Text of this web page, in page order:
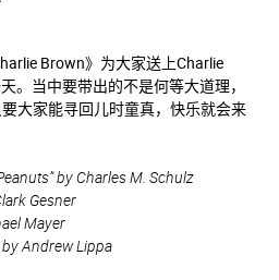
Brown》为大家送上Charlie
。当中要带出的不是何等大道理，
大家能寻回儿时童真，快乐就会来
by Charles M. Schulz
Gesner
Mayer
Andrew Lippa